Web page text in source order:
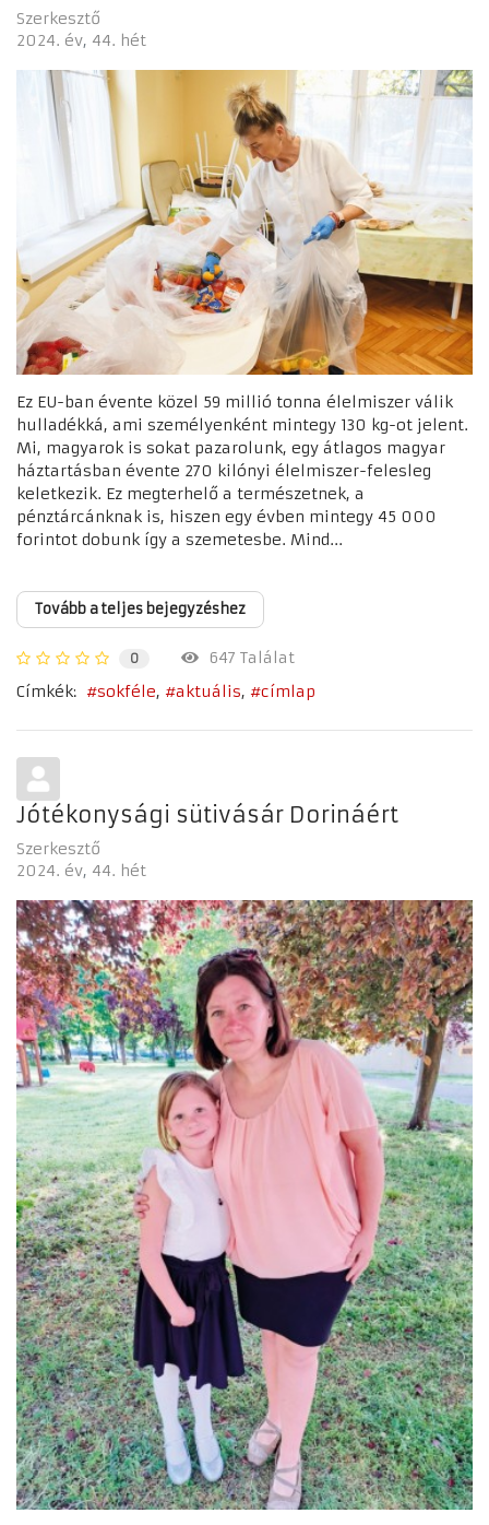
Szerkesztő
2024. év 44. hét
Ez EU-ban évente közel 59 millió tonna élelmiszer válik
hulladékká, ami személyenként mintegy 130 kg-ot jelent.
Mi, magyarok is sokat pazarolunk, egy átlagos magyar
háztartásban évente 270 kilónyi élelmiszer-felesleg
keletkezik. Ez megterhelő a természetnek, a
pénztárcánknak is, hiszen egy évben mintegy 45 000
forintot dobunk így a szemetesbe. Mind...
Tovább a teljes bejegyzéshez
0
647 Találat
Címkék:
sokféle aktuális címlap
Jótékonysági sütivásár Dorináért
Szerkesztő
2024. év 44. hét